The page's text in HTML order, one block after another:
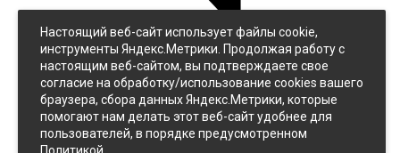
Джинс
Однотонный
Принтованный
Настоящий веб-сайт использует файлы cookie,
инструменты Яндекс.Метрики. Продолжая работу с
настоящим веб-сайтом, вы подтверждаете свое
согласие на обработку/использование cookies вашего
браузера, сбора данных Яндекс.Метрики, которые
помогают нам делать этот веб-сайт удобнее для
пользователей, в порядке предусмотренном